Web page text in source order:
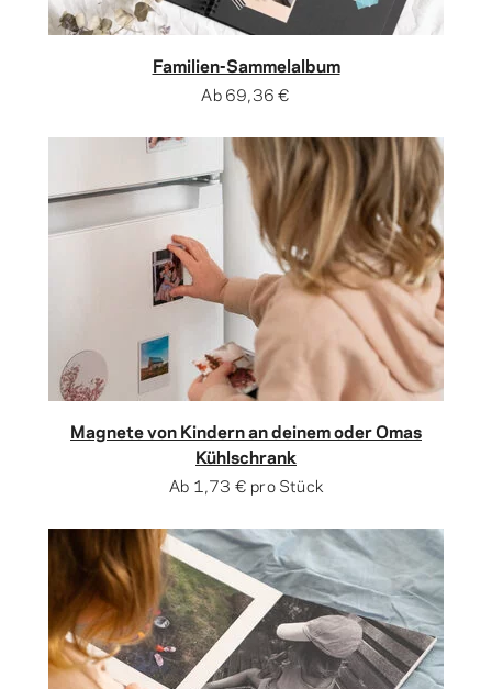
Familien-Sammelalbum
Ab69,36 €
Magnete von Kindern an deinem oder Omas
Kühlschrank
Ab 1,73 € pro Stück